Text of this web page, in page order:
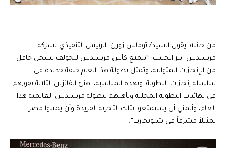
من جانبه، يقول السيد/ توماس زورن، الرئيس التنفيذي لشركة
مرسيدس- بنز ايجيبت: “يتمتع كأس مرسيدس للجولف بسجل حافل
من الإنجازات المتوالية، وتمثل بطولة هذا العام حلقة جديدة في
سلسلة إنجازات البطولة. وبهذه المناسبة، اهنئ الفائزين الثلاثة بفوزهم
في نهائيات البطولة المحلية وتأهلهم لبطولة مرسيدس العالمية هذا
العام، وأتمني أن يستمتعوا بتلك التجربة الفريدة وأن يمثلوا مصر
تمثيلاً مشرفاً في شتوتجارت”.